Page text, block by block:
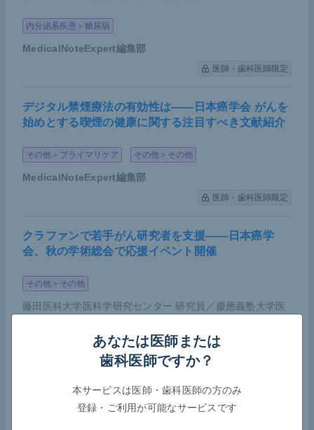
内分泌系疾患＞糖尿病
MedicalNoteExpert編集部
医師・歯科医師限定
デジタル禁煙療法の有効性は――日本癌学会 がんを
始めとする喫煙の健康に関する注目すべき文献紹介
その他＞プライマリケア その他＞その他
MedicalNoteExpert編集部
医師・歯科医師限定
クラファンで若手がん研究者を支援――日本癌学
会、秋の学術総会で応援イベント開催
その他＞その他
藤田医科大学医科学研究センター 研究員／慶應義塾大学医
COVID-19によるがん薬物療法への影響――日本臨
床腫瘍学会が第7波における実態調査の結果を報告
あなたは医師または
歯科医師ですか？
本サービスは医師・歯科医師の方のみ
登録・ご利用が可能なサービスです